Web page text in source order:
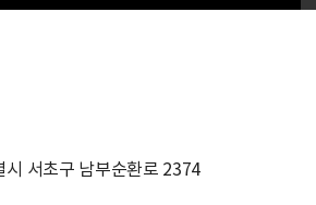
서초구 남부순환로 2374